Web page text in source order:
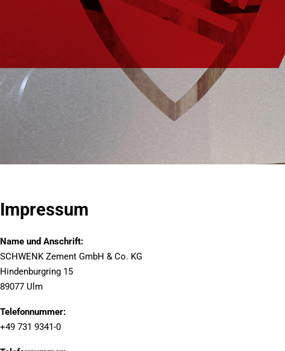
Ansprechpartner
Impressum
Name und Anschrift:
SCHWENK Zement GmbH & Co. KG
Hindenburgring 15
89077 Ulm
Telefonnummer:
+49 731 9341-0